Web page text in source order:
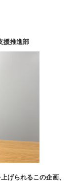
援推進部
げられるこの企画、